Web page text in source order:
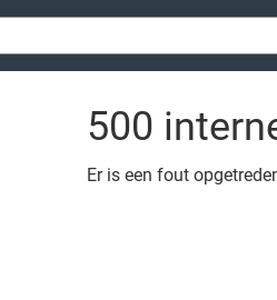
500
Er is een fout